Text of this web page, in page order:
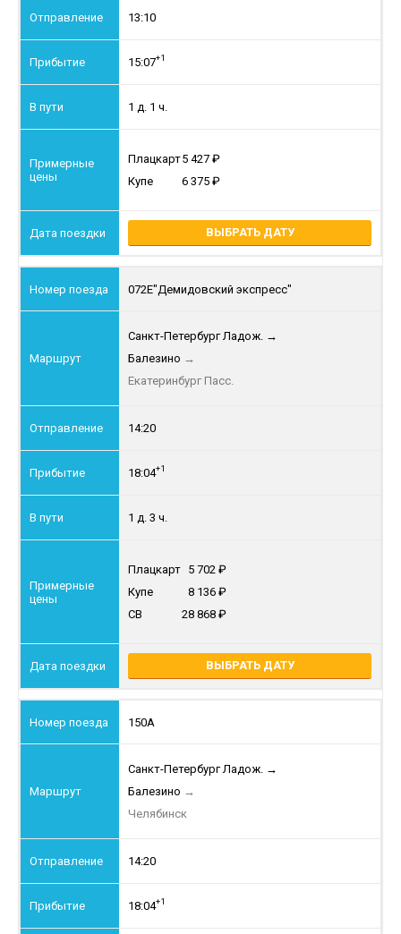
13:10
15:07+1
1 д. 1 ч.
Плацкарт5 427
Купе
6 375
ВЫБРАТЬ ДАТУ
072Е"Демидовский экспресс"
Санкт-Петербург Ладож. →
Балезино →
Екатеринбург Пасс.
14:20
18:04+1
1 д. 3 ч.
Плацкарт 5 702
Купе
8 136
СВ
28 868
ВЫБРАТЬ ДАТУ
150А
Санкт-Петербург Ладож. →
Балезино →
Челябинск
14:20
18:04+1